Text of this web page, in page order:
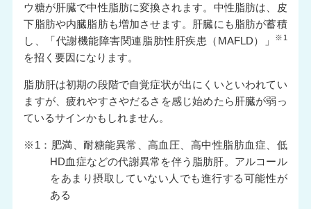
ウ糖が肝臓で中性脂肪に変換されます。中性脂肪は、皮
下脂肪や内臓脂肪も増加させます。肝臓にも脂肪が蓄積
し、「代謝機能障害関連脂肪性肝疾患（MAFLD）」
※1
を招く要因になります。
脂肪肝は初期の段階で自覚症状が出にくいといわれてい
ますが、疲れやすさやだるさを感じ始めたら肝臓が弱っ
ているサインかもしれません。
※1：肥満、耐糖能異常、高血圧、高中性脂肪血症、低
HD血症などの代謝異常を伴う脂肪肝。アルコール
をあまり摂取していない人でも進行する可能性が
ある